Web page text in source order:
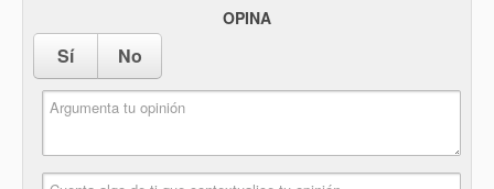
OPINA
Sí No